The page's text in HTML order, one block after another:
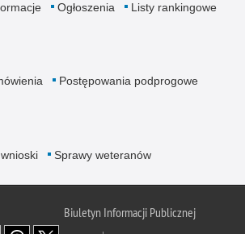
Ogłoszenia
Listy rankingowe
Postępowania podprogowe
Sprawy weteranów
Biuletyn Informacji Publicznej